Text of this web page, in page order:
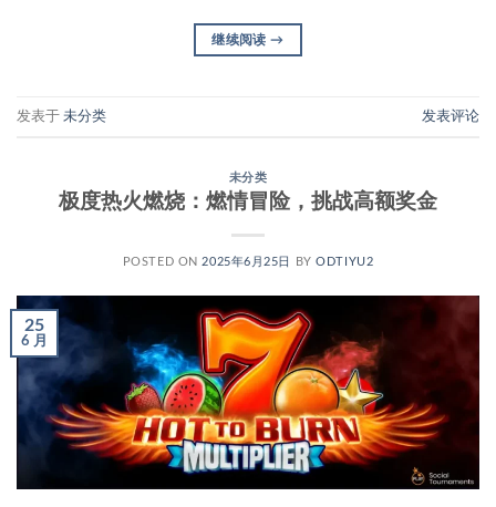
继续阅读→
发表于 未分类 发表评论
未分类
极度热火燃烧：燃情冒险，挑战高额奖金
POSTED ON 2025年6月25日 BYODTIYU2
25
6 月